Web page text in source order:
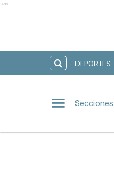
Ads
DEPORTES
Secciones